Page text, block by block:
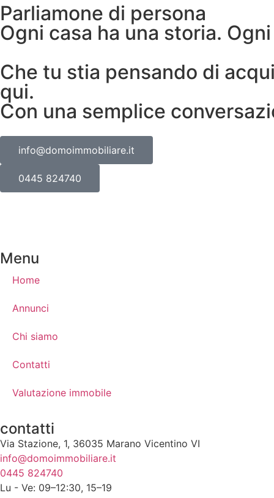
Parliamone di persona
Ogni casa ha una storia.
Che tu stia pensando di
qui.
Con una semplice
info@domoimmobiliare.it
0445 824740
Menu
Home
Annunci
Chi siamo
Contatti
Valutazione immobile
contatti
Via Stazione, 1, 36035 Marano Vicentino VI
info@domoimmobiliare.it
0445 824740
Lu - Ve: 09–12:30, 15–19